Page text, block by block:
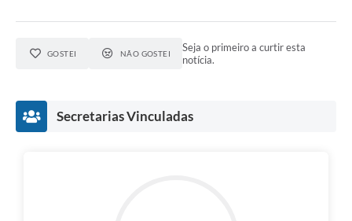
GOSTEI NÃO GOSTEI
Seja o primeiro a curtir esta
notícia.
Secretarias Vinculadas